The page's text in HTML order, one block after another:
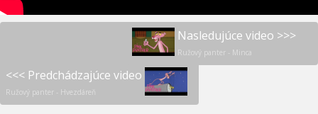
Nasledujúce video >>>
Ružový panter - Minca
<<< Predchádzajúce video
Ružový panter - Hvezdáreň